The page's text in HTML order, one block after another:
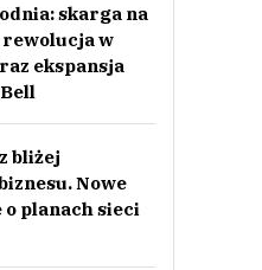
skarga na
w
ekspansja
bliżej
Nowe
planach sieci